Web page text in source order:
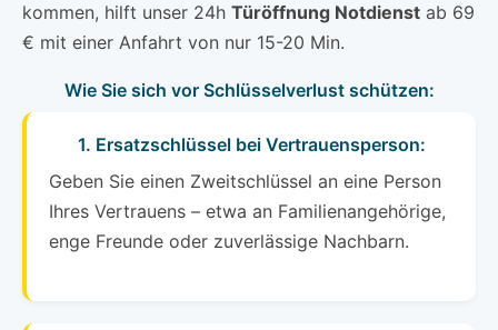
kommen, hilft unser 24h Türöffnung Notdienst ab 69
€ mit einer Anfahrt von nur 15-20 Min.
Wie Sie sich vor Schlüsselverlust schützen:
1. Ersatzschlüssel bei Vertrauensperson:
Geben Sie einen Zweitschlüssel an eine Person
Ihres Vertrauens – etwa an Familienangehörige,
enge Freunde oder zuverlässige Nachbarn.